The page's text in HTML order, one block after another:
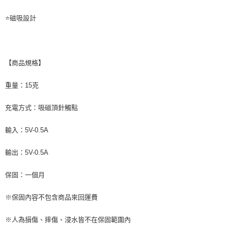
⭐磁吸設計
【商品規格】
重量：15克
充電方式：吸磁頂針觸點
輸入：5V-0.5A
輸出：5V-0.5A
保固：一個月
※保固內容不包含商品來回運費
※人為損傷、摔傷、浸水皆不在保固範圍內